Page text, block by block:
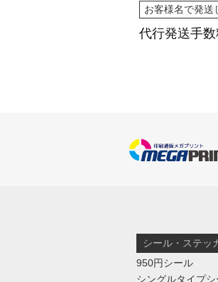
お客様名で発送
代行発送手
シール・ステッ
950円シール
シングルタイプシ